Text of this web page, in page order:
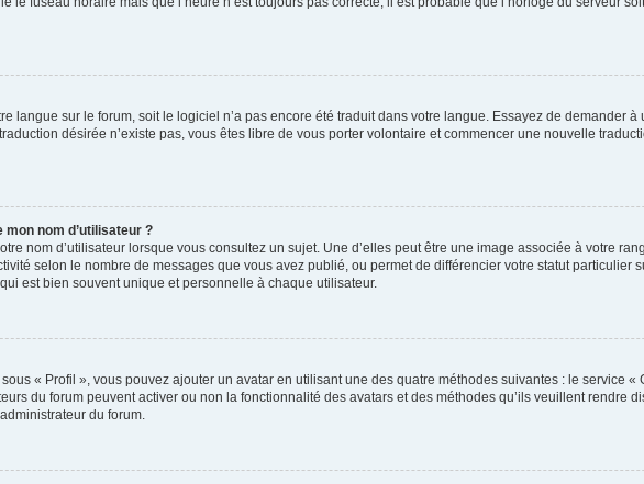
langue sur le forum, soit le logiciel n’a pas encore été traduit dans votre langue. Essayez de demander à
désirée n’existe pas, vous êtes libre de vous porter volontaire et commencer une nouvelle
nom d’utilisateur ?
nom d’utilisateur lorsque vous consultez un sujet. Une d’elles peut être une image associée à votre
selon le nombre de messages que vous avez publié, ou permet de différencier votre statut particulier
est bien souvent unique et personnelle à chaque utilisateur.
« Profil », vous pouvez ajouter un avatar en utilisant une des quatre méthodes suivantes : le service «
du forum peuvent activer ou non la fonctionnalité des avatars et des méthodes qu’ils veuillent rendre
du forum.